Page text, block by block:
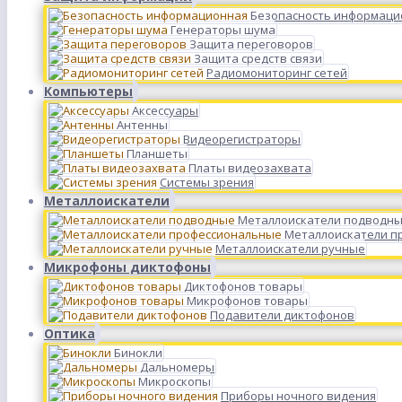
Безопасность
Генераторы шума
Защита переговоров
Защита средств связи
Радиомониторинг сетей
Компьютеры
Аксессуары
Антенны
Видеорегистраторы
Планшеты
Платы видеозахвата
Системы зрения
Металлоискатели
Металлоискатели
Металлоискатели
Металлоискатели ручные
Микрофоны диктофоны
Диктофонов товары
Микрофонов товары
Подавители диктофонов
Оптика
Бинокли
Дальномеры
Микроскопы
Приборы ночного видения